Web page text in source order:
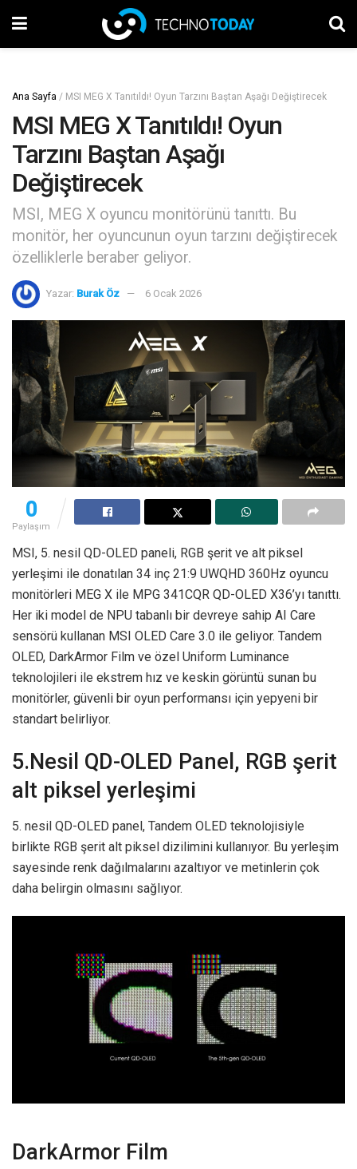
Ana Sayfa / MSI MEG X Tanıtıldı! Oyun Tarzını Baştan Aşağı Değiştirecek
MSI MEG X Tanıtıldı! Oyun
Tarzını Baştan Aşağı
Değiştirecek
MSI, MEG X oyuncu monitörünü tanıttı. Bu
monitör, her oyuncunun oyun tarzını değiştirecek
özelliklerle beraber geliyor.
Yazar: Burak Öz 6 Ocak 2026
0
Paylaşım
MSI, 5. nesil QD-OLED paneli, RGB şerit ve alt piksel
yerleşimi ile donatılan 34 inç 21:9 UWQHD 360Hz oyuncu
monitörleri MEG X ile MPG 341CQR QD-OLED X36’yı tanıttı.
Her iki model de NPU tabanlı bir devreye sahip AI Care
sensörü kullanan MSI OLED Care 3.0 ile geliyor. Tandem
OLED, DarkArmor Film ve özel Uniform Luminance
teknolojileri ile ekstrem hız ve keskin görüntü sunan bu
monitörler, güvenli bir oyun performansı için yepyeni bir
standart belirliyor.
5.Nesil QD-OLED Panel, RGB şerit
alt piksel yerleşimi
5. nesil QD-OLED panel, Tandem OLED teknolojisiyle
birlikte RGB şerit alt piksel dizilimini kullanıyor. Bu yerleşim
sayesinde renk dağılmalarını azaltıyor ve metinlerin çok
daha belirgin olmasını sağlıyor.
DarkArmor Film